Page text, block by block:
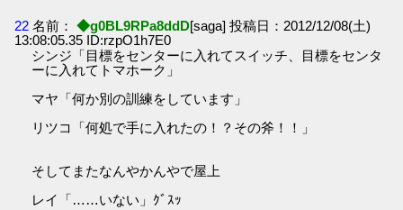
22 名前： ◆g0BL9RPa8ddD[saga] 投稿日：2012/12/08(土)
13:08:05.35 ID:rzpO1h7E0
シンジ「目標をセンターに入れてスイッチ、目標をセンタ
ーに入れてトマホーク」
マヤ「何か別の訓練をしています」
リツコ「何処で手に入れたの！？その斧！！」
そしてまたなんやかんやで屋上
レイ「……いない」ｸﾞｽｯ